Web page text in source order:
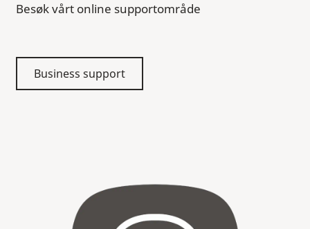
Besøk vårt online supportområde
Business support